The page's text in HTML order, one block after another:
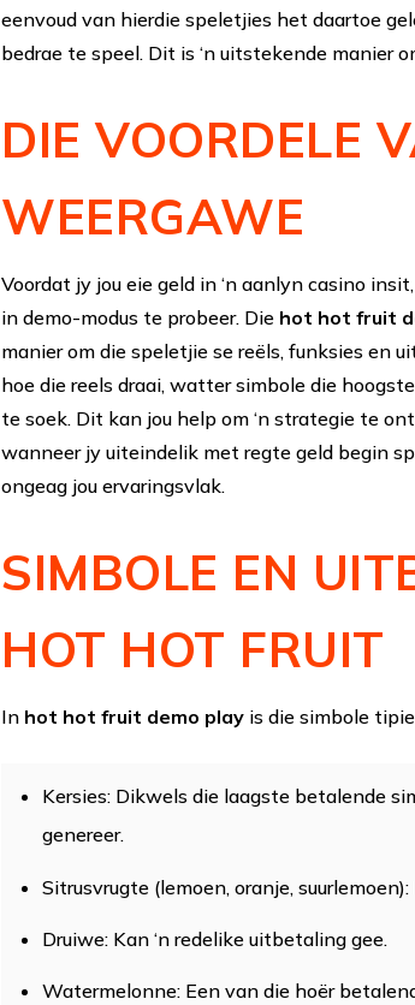
eenvoud van hierdie speletjies het daartoe
bedrae te speel. Dit is ‘n uitstekende manier
DIE VOORDELE
WEERGAWE
Voordat jy jou eie geld in ‘n aanlyn casino
in demo-modus te probeer. Die hot hot fruit
manier om die speletjie se reëls, funksies en
hoe die reels draai, watter simbole die
te soek. Dit kan jou help om ‘n strategie te
wanneer jy uiteindelik met regte geld begin
ongeag jou ervaringsvlak.
SIMBOLE EN
HOT HOT FRUIT
In hot hot fruit demo play is die simbole
Kersies: Dikwels die laagste betalende
genereer.
Sitrusvrugte (lemoen, oranje,
Druiwe: Kan ‘n redelike uitbetaling gee.
Watermelonne: Een van die hoër